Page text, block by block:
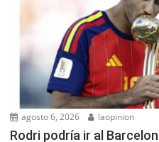
agosto 6, 2026 laopinion
Rodri podría ir al